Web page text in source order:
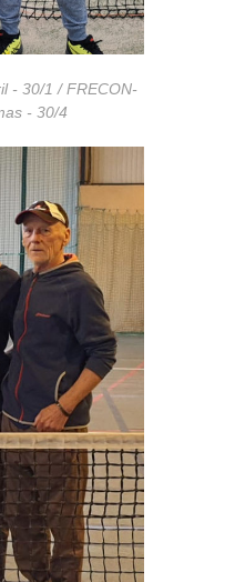
- 30/1 / FRECON-
- 30/4